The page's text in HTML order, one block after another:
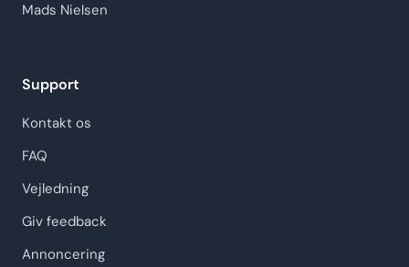
Mads Nielsen
Support
Kontakt os
FAQ
Vejledning
Giv feedback
Annoncering